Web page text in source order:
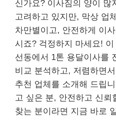
신가요? 이사짐의 양이 많
고려하고 있지만, 막상 업
차만별이고, 안전하게 이
시죠? 걱정하지 마세요!
선동에서 1톤 용달이사를
비교 분석하고, 저렴하면
추천 업체를 소개해 드립
고 싶은 분, 안전하고 신뢰
찾는 분이라면 지금 바로